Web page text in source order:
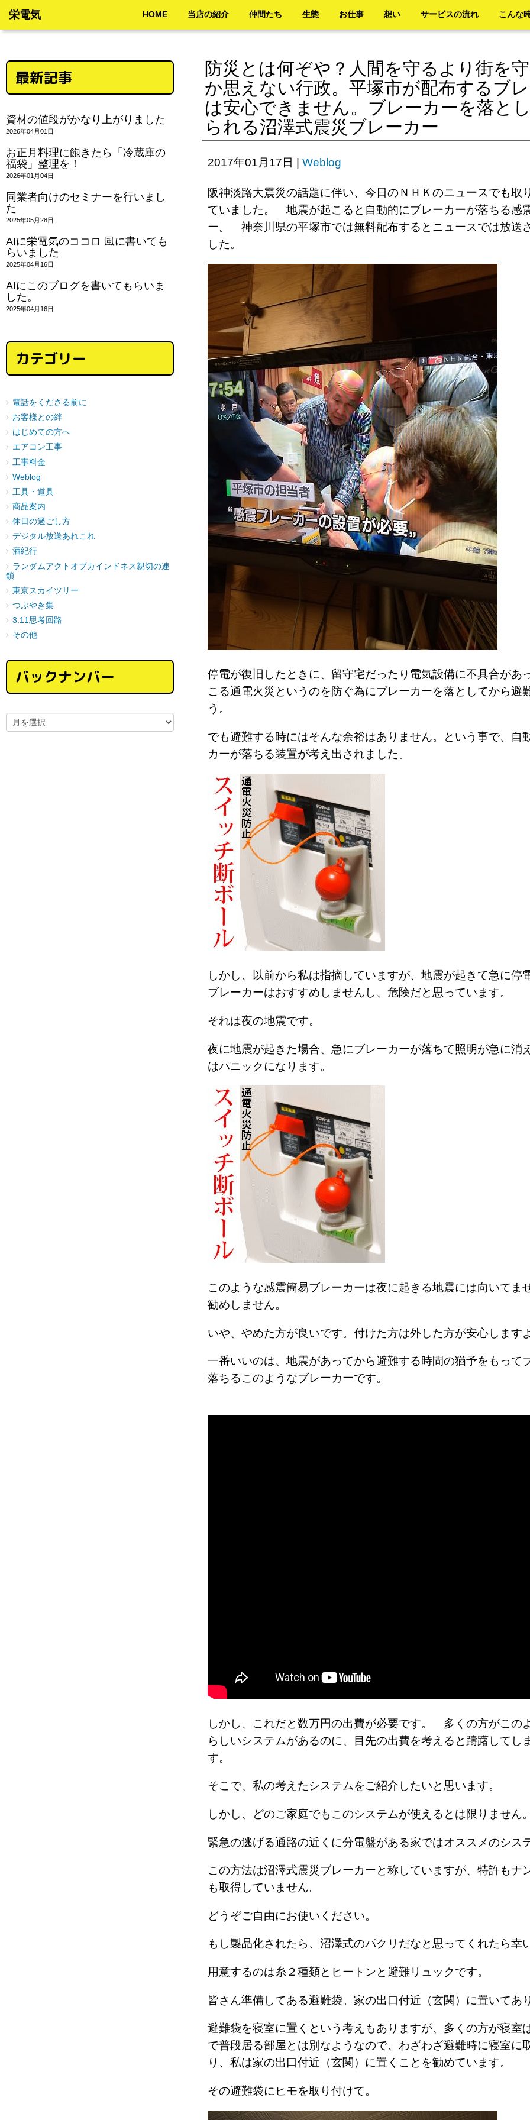
栄電気 HOME 当店の紹介 仲間たち 生態 お仕事 想い サービスの流れ こんな
防災とは何ぞや？人間を守るより街を
か思えない行政。平塚市が配布するブ
は安心できません。ブレーカーを落と
られる沼澤式震災ブレーカー
2017年01月17日 Weblog
阪神淡路大震災の話題に伴い、今日のＮＨＫのニュースでも取
ていました。 地震が起こると自動的にブレーカーが落ちる感
ー。 神奈川県の平塚市では無料配布するとニュースでは放送
した。
停電が復旧したときに、留守宅だったり電気設備に不具合があ
こる通電火災というのを防ぐ為にブレーカーを落としてから避
う。
でも避難する時にはそんな余裕はありません。という事で、自
カーが落ちる装置が考え出されました。
しかし、以前から私は指摘していますが、地震が起きて急に停
ブレーカーはおすすめしませんし、危険だと思っています。
それは夜の地震です。
夜に地震が起きた場合、急にブレーカーが落ちて照明が急に消
はパニックになります。
このような感震簡易ブレーカーは夜に起きる地震には向いてま
勧めしません。
いや、やめた方が良いです。付けた方は外した方が安心しますよ
一番いいのは、地震があってから避難する時間の猶予をもって
落ちるこのようなブレーカーです。
しかし、これだと数万円の出費が必要です。 多くの方がこの
らしいシステムがあるのに、目先の出費を考えると躊躇してし
す。
そこで、私の考えたシステムをご紹介したいと思います。
しかし、どのご家庭でもこのシステムが使えるとは限りません
緊急の逃げる通路の近くに分電盤がある家ではオススメのシス
この方法は沼澤式震災ブレーカーと称していますが、特許もナ
も取得していません。
どうぞご自由にお使いください。
もし製品化されたら、沼澤式のパクリだなと思ってくれたら幸
用意するのは糸２種類とヒートンと避難リュックです。
皆さん準備してある避難袋。家の出口付近（玄関）に置いてあ
避難袋を寝室に置くという考えもありますが、多くの方が寝室
で普段居る部屋とは別なようなので、わざわざ避難時に寝室に
り、私は家の出口付近（玄関）に置くことを勧めています。
その避難袋にヒモを取り付けて。
最新記事
資材の値段がかなり上がりました
2026年04月01日
お正月料理に飽きたら「冷蔵庫の
福袋」整理を！
2026年01月04日
同業者向けのセミナーを行いまし
た
2025年05月28日
AIに栄電気のココロ 風に書いても
らいました
2025年04月16日
AIにこのブログを書いてもらいま
した。
2025年04月16日
カテゴリー
電話をくださる前に
お客様との絆
はじめての方へ
エアコン工事
工事料金
Weblog
工具・道具
商品案内
休日の過ごし方
デジタル放送あれこれ
酒紀行
ランダムアクトオブカインドネス親切の連
鎖
東京スカイツリー
つぶやき集
3.11思考回路
その他
バックナンバー